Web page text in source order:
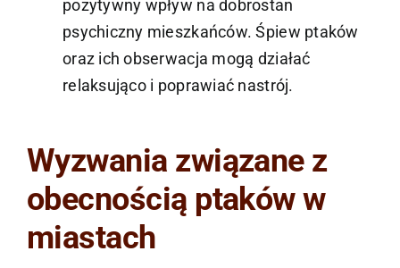
pozytywny wpływ na dobrostan
psychiczny mieszkańców. Śpiew ptaków
oraz ich obserwacja mogą działać
relaksująco i poprawiać nastrój.
Wyzwania związane z
obecnością ptaków w
miastach